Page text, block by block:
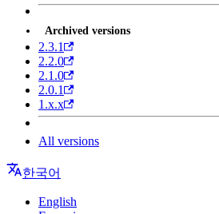
Archived versions
2.3.1
2.2.0
2.1.0
2.0.1
1.x.x
All versions
한국어
English